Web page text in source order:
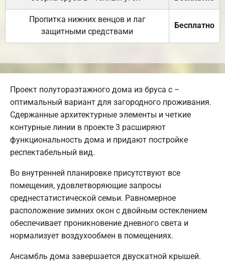
Пропитка нижних венцов и лаг
защитными средствами
Бесплатно
Проект полутораэтажного дома из бруса с –
оптимальный вариант для загородного проживания.
Сдержанные архитектурные элементы и четкие
контурные линии в проекте 3 расширяют
функциональность дома и придают постройке
респектабельный вид.
Во внутренней планировке присутствуют все
помещения, удовлетворяющие запросы
среднестатистической семьи. Равномерное
расположение зимних окон с двойным остеклением
обеспечивает проникновение дневного света и
нормализует воздухообмен в помещениях.
Ансамбль дома завершается двускатной крышей.